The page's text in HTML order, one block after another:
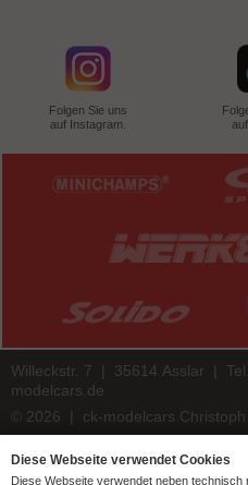
Folgen Sie uns
auf Instagram.
Willeckstr. 7 | 35614 Asslar |
modelcars.de
© 2026 | ck-modelcars Christoph
Diese Webseite verwendet Cookies
Diese Webseite verwendet neben